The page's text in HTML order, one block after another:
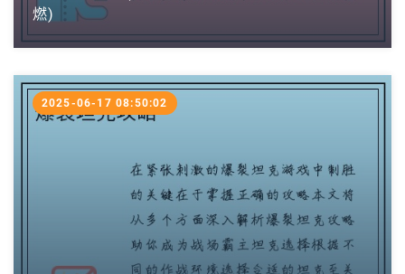
燃)
2025-06-17 08:50:02